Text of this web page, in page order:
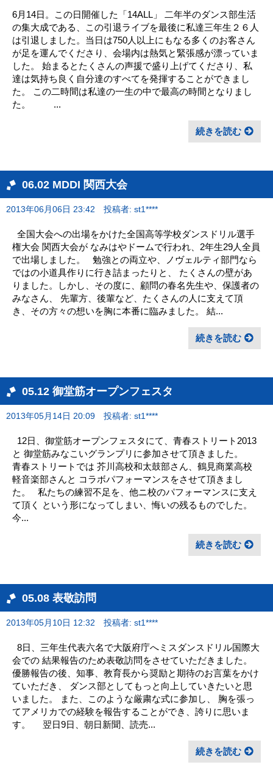
6月14日。この日開催した「14ALL」 二年半のダンス部生活
の集大成である、この引退ライブを最後に私達三年生２６人
は引退しました。当日は750人以上にもなる多くのお客さん
が足を運んでくださり、会場内は熱気と緊張感が漂っていま
した。 始まるとたくさんの声援で盛り上げてくださり、私
達は気持ち良く自分達のすべてを発揮することができまし
た。 この二時間は私達の一生の中で最高の時間となりまし
た。 ...
続きを読む
06.02 MDDI 関西大会
2013年06月06日 23:42 投稿者: st1****
全国大会への出場をかけた全国高等学校ダンスドリル選手
権大会 関西大会が なみはやドームで行われ、2年生29人全員
で出場しました。 勉強との両立や、ノヴェルティ部門なら
ではの小道具作りに行き詰まったりと、 たくさんの壁があ
りました。しかし、その度に、顧問の春名先生や、保護者の
みなさん、 先輩方、後輩など、たくさんの人に支えて頂
き、その方々の想いを胸に本番に臨みました。 結...
続きを読む
05.12 御堂筋オープンフェスタ
2013年05月14日 20:09 投稿者: st1****
12日、御堂筋オープンフェスタにて、青春ストリート2013
と 御堂筋みなこいグランプリに参加させて頂きました。
青春ストリートでは 芥川高校和太鼓部さん、鶴見商業高校
軽音楽部さんと コラボパフォーマンスをさせて頂きまし
た。 私たちの練習不足を、他ニ校のパフォーマンスに支え
て頂く という形になってしまい、悔いの残るものでした。
今...
続きを読む
05.08 表敬訪問
2013年05月10日 12:32 投稿者: st1****
8日、三年生代表六名で大阪府庁へミスダンスドリル国際大
会での 結果報告のため表敬訪問をさせていただきました。
優勝報告の後、知事、教育長から奨励と期待のお言葉をかけ
ていただき、 ダンス部としてもっと向上していきたいと思
いました。 また、このような厳粛な式に参加し、 胸を張っ
てアメリカでの経験を報告することができ、誇りに思いま
す。 翌日9日、朝日新聞、読売...
続きを読む